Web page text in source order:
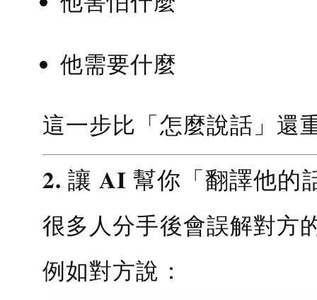
他需要什麼
這一步比「怎麼說話」還
2. 讓 AI 幫你「翻譯他的
很多人分手後會誤解對方
例如對方說：